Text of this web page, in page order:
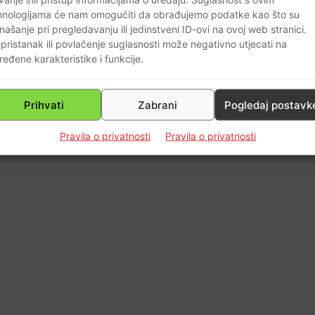
će nam omogućiti da obrađujemo podatke kao što su
pri pregledavanju ili jedinstveni ID-ovi na ovoj web stranici.
ili povlačenje suglasnosti može negativno utjecati na
karakteristike i funkcije.
Prihvati Zabrani Pogledaj
Pravila o privatnosti Pravila o privatnosti
0
Jasenovca…
Braniteljski portal 18.08.2017